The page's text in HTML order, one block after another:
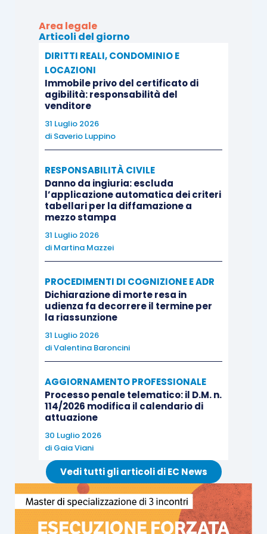
Avverso la sentenza del giudice di secondo
grado, il Condominio presentava ricorso per
Cassazione con atto affidato a quattro motivi.
Resisteva il condomino Tizio con controricorso.
SOLUZIONE
Il Supremo Collegio, accogliendo solo il secondo
motivo di ricorso presentato dal Condominio,
cassava senza rinvio la sentenza impugnata per
assenza di legittimazione attiva di Tizio e
mancanza di uno specifico suo interesse ad agire
per impugnare la delibera per omessa
convocazione di altri condomini/terzi, riformando
di Tizio
QUESTIONI
Nella pronuncia in rassegna, prima di analizzare
singolarmente i motivi di ricorso dedotti dal
condominio, la Corte esamina il controricorso
presentato dal condomino Tizio, in quanto
procedimento per intervenuta cessazione della
materia del contendere, in ragione del fatto che
nelle more del procedimento ed in data
antecedente al ricorso presentato dal
condominio, venivano approvate le nuove tabelle
Area legale
Articoli del giorno
DIRITTI REALI, CONDOMINIO E
LOCAZIONI
Immobile privo del certificato di
agibilità: responsabilità del
venditore
31 Luglio 2026
di Saverio Luppino
RESPONSABILITÀ CIVILE
Danno da ingiuria: escluda
l’applicazione automatica dei criteri
tabellari per la diffamazione a
mezzo stampa
31 Luglio 2026
di Martina Mazzei
PROCEDIMENTI DI COGNIZIONE E ADR
Dichiarazione di morte resa in
udienza fa decorrere il termine per
la riassunzione
31 Luglio 2026
diValentina Baroncini
AGGIORNAMENTO PROFESSIONALE
Processo penale telematico: il D.M. n.
114/2026 modifica il calendario di
attuazione
30 Luglio 2026
di Gaia Viani
Vedi tutti gli articoli di EC News